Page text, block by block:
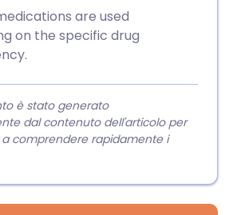
are used
on the specific drug
è stato generato
dal contenuto dell'articolo per
comprendere rapidamente i